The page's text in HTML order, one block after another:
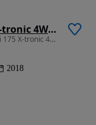
Renault Koleos ENERGY dCi 175 X-tronic 4WD INITIALE PARIS
1995 cm3 • 177 CP • Renault Koleos ENERGY dCi 175 X-tronic 4WD INITIALE PARIS
2018